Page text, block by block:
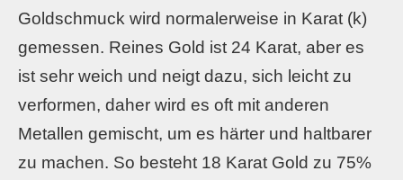
Goldschmuck wird normalerweise in Karat (k)
gemessen. Reines Gold ist 24 Karat, aber es
ist sehr weich und neigt dazu, sich leicht zu
verformen, daher wird es oft mit anderen
Metallen gemischt, um es härter und haltbarer
zu machen. So besteht 18 Karat Gold zu 75%